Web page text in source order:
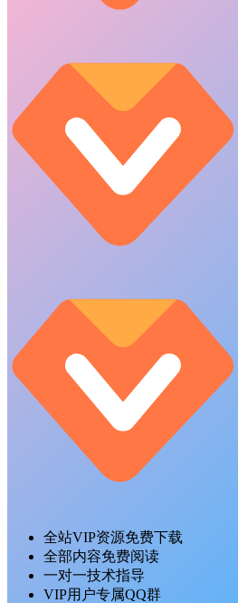
全站VIP资源免费下载
全部内容免费阅读
一对一技术指导
VIP用户专属QQ群